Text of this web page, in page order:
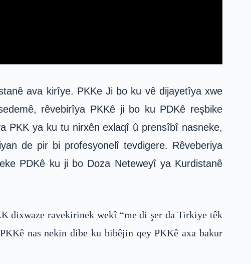
ava kirîye. PKKe Ji bo ku vê dijayetîya xwe
rêvebirîya PKKê ji bo ku PDKê reşbike
PKK ya ku tu nirxên exlaqî û prensîbî nasneke,
de pir bi profesyonelî tevdigere. Rêveberiya
PDKê ku ji bo Doza Neteweyî ya Kurdistanê
dixwaze ravekirinek wekî “me di şer da Tirkiye têk
nas nekin dibe ku bibêjin qey PKKê axa bakur